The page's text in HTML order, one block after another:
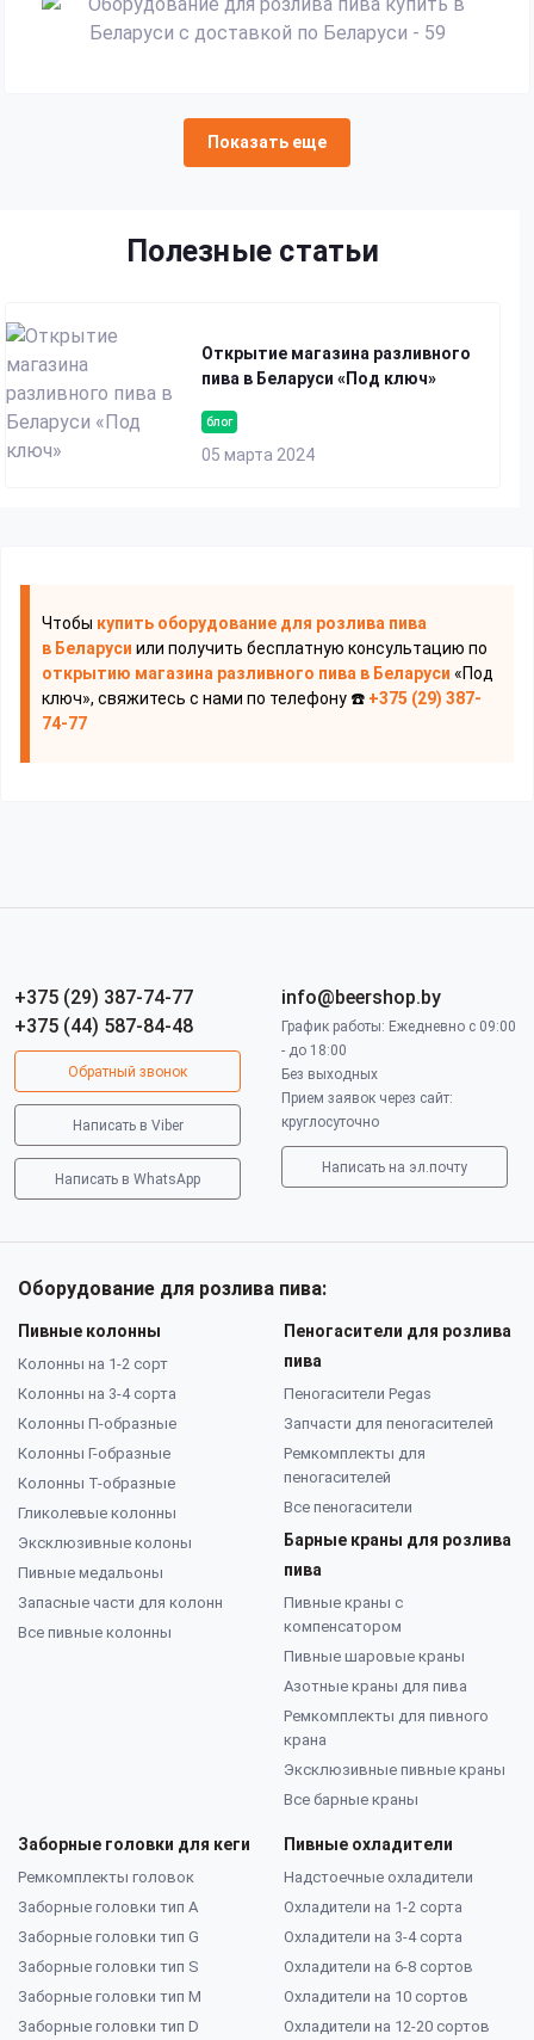
Показать еще
Полезные статьи
блог
05 марта 2024
Открытие магазина разливного
пива в Беларуси «Под ключ»
Чтобы купить оборудование для розлива пива
в Беларуси или получить бесплатную консультацию по
открытию магазина разливного пива в Беларуси «Под
ключ», свяжитесь с нами по телефону ☎️ +375 (29) 387-
74-77
+375 (29) 387-74-77
+375 (44) 587-84-48
Обратный звонок
Написать в Viber
Написать в WhatsApp
info@beershop.by
График работы: Ежедневно с 09:00
- до 18:00
Без выходных
Прием заявок через сайт:
круглосуточно
Написать на эл.почту
Оборудование для розлива пива:
Пивные колонны
Колонны на 1-2 сорт
Колонны на 3-4 сорта
Колонны П-образные
Колонны Г-образные
Колонны Т-образные
Гликолевые колонны
Эксклюзивные колоны
Пивные медальоны
Запасные части для колонн
Все пивные колонны
Пеногасители для розлива
пива
Пеногасители Pegas
Запчасти для пеногасителей
Ремкомплекты для
пеногасителей
Все пеногасители
Барные краны для розлива
пива
Пивные краны с
компенсатором
Пивные шаровые краны
Азотные краны для пива
Ремкомплекты для пивного
крана
Эксклюзивные пивные краны
Все барные краны
Заборные головки для кеги
Ремкомплекты головок
Заборные головки тип А
Заборные головки тип G
Заборные головки тип S
Заборные головки тип M
Заборные головки тип D
Пивные охладители
Надстоечные охладители
Охладители на 1-2 сорта
Охладители на 3-4 сорта
Охладители на 6-8 сортов
Охладители на 10 сортов
Охладители на 12-20 сортов